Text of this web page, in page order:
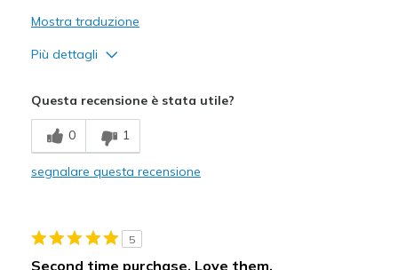
Mostra traduzione
Più dettagli
Sizing
Questa recensione è stata utile?
0 1
segnalare questa recensione
5
Second time purchase. Love them.